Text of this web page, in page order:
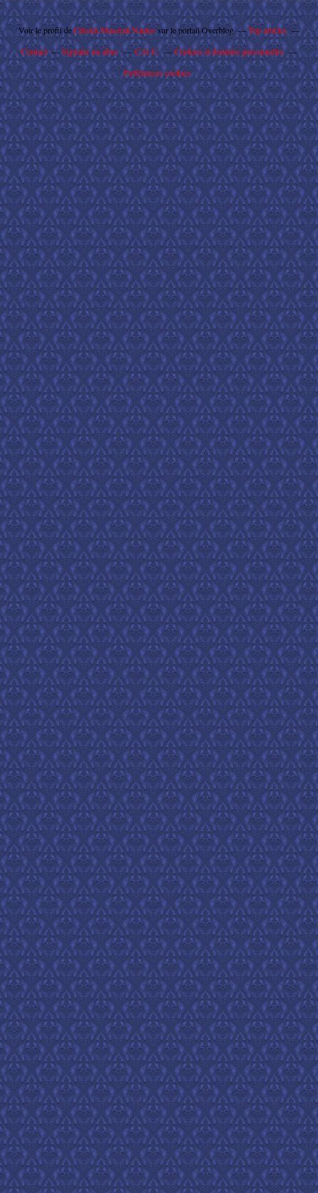
Voir le profil deCitroën Maserati Nantessur le portail Overblog
Top articles
Contact
Signaler un abus C.G.U.
Cookies et données personnelles
Préférences cookies